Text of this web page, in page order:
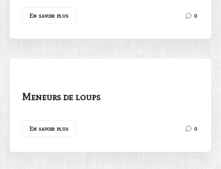
En savoir plus 0
Meneurs de loups
En savoir plus 0